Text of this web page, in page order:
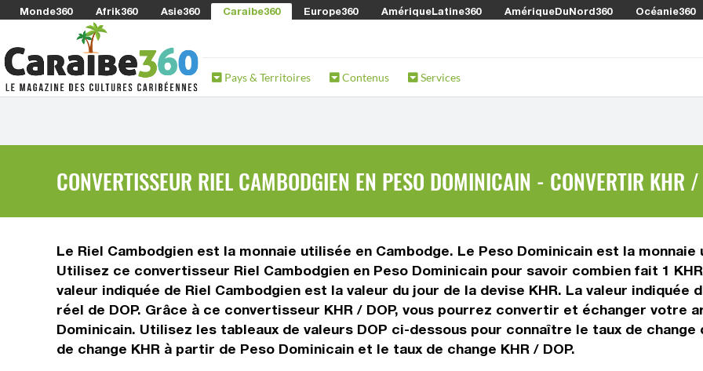
Monde360 Afrik360 Asie360 Caraibe360 Europe360 AmériqueLatine360 AmériqueDuNord360 Océanie360
Pays & Territoires Contenus Services
CONVERTISSEUR RIEL CAMBODGIEN EN PESO DOMINICAIN - CONVERTIR KHR
Le Riel Cambodgien est la monnaie utilisée en Cambodge. Le Peso Dominicain est la
Utilisez ce convertisseur Riel Cambodgien en Peso Dominicain pour savoir combien fait 1
valeur indiquée de Riel Cambodgien est la valeur du jour de la devise KHR. La valeur indiquée
réel de DOP. Grâce à ce convertisseur KHR / DOP, vous pourrez convertir et échanger votre
Dominicain. Utilisez les tableaux de valeurs DOP ci-dessous pour connaître le taux de
de change KHR à partir de Peso Dominicain et le taux de change KHR / DOP.